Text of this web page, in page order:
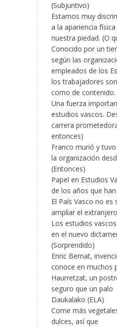
(Subjuntivo)
Estamos muy
a la apariencia
nuestra piedad. (O
Conocido por un
según las
empleados de los
los trabajadores
como de contenido.
Una fuerza
estudios vascos.
carrera
entonces)
Franco murió y
la organización
(Entonces)
Papel en Estudios
de los años que
El País Vasco no es
ampliar el
Los estudios
en el nuevo
(Sorprendido)
Enric Bernat,
conoce en muchos
Haurretzat, un
seguro que un palo
Daukalako (ELA)
Come más
dulces, así que